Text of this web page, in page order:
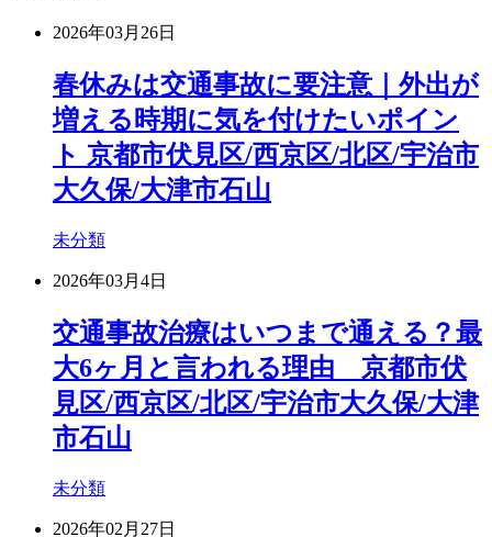
2026年03月26日
春休みは交通事故に要注意｜外出が
増える時期に気を付けたいポイン
ト 京都市伏見区/西京区/北区/宇治市
大久保/大津市石山
未分類
2026年03月4日
交通事故治療はいつまで通える？最
大6ヶ月と言われる理由 京都市伏
見区/西京区/北区/宇治市大久保/大津
市石山
未分類
2026年02月27日